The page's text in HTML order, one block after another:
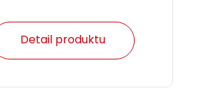
Detail produktu